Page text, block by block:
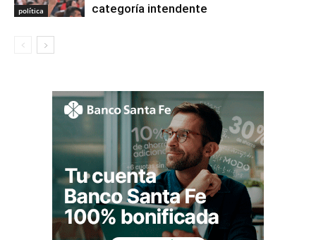
política
categoría intendente